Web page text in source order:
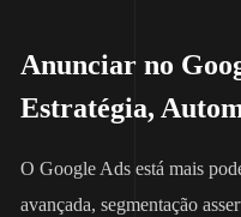
Anunciar no
Estratégia,
O Google Ads está mais
avançada, segmentação